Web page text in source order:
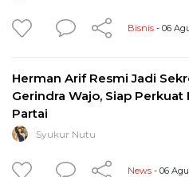
Bisnis - 06
Herman Arif Resmi Jadi
Gerindra Wajo, Siap Perkuat
Partai
Syukur Nutu
News - 06